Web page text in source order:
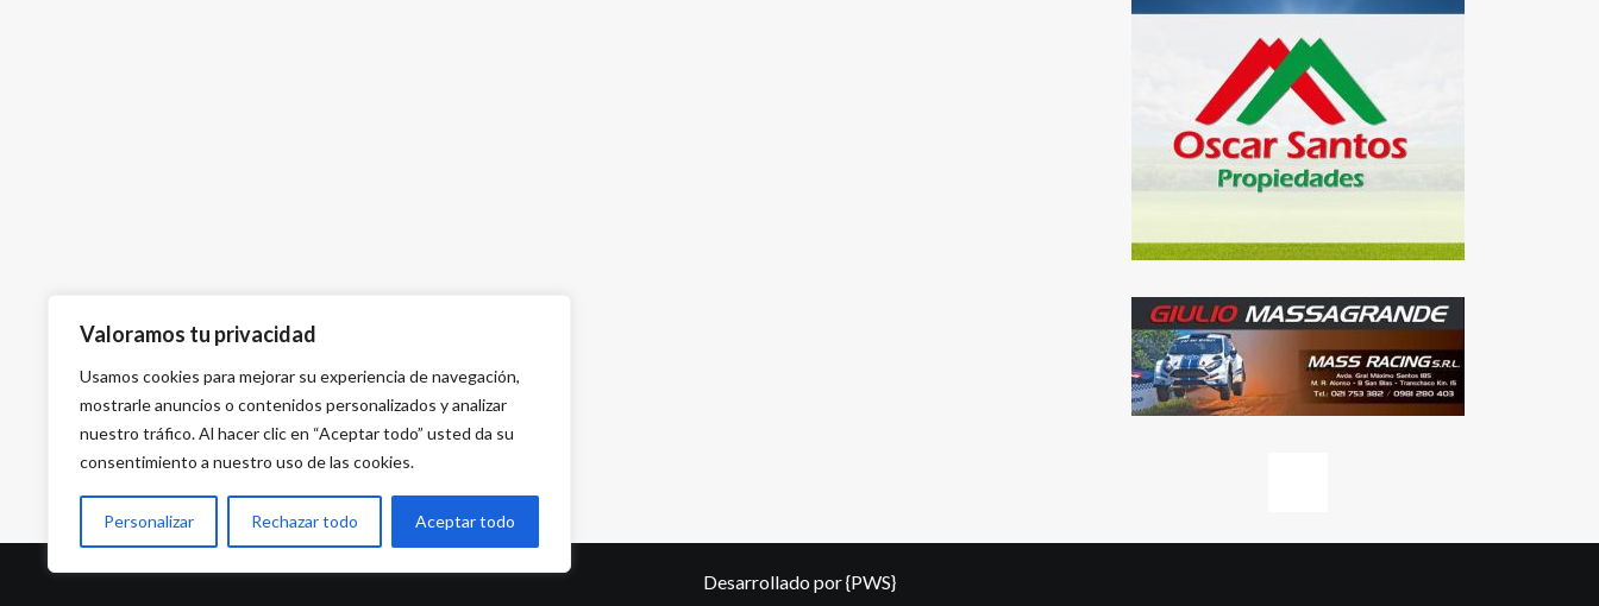
Valoramos tu privacidad
Usamos cookies para mejorar su experiencia de navegación,
mostrarle anuncios o contenidos personalizados y analizar
nuestro tráfico. Al hacer clic en “Aceptar todo” usted da su
consentimiento a nuestro uso de las cookies.
Personalizar Rechazar todo Aceptar todo
Desarrollado por{PWS}